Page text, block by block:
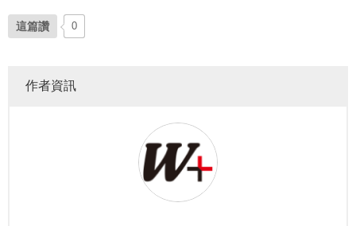
這篇讚 0
作者資訊